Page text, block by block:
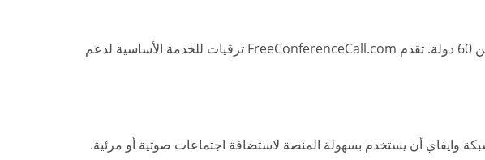
لا. FreeConferenceCall.com هي منصة اجتماعات مجانية الاستخدام بأرقام اتصال محلية في أكثر من 60 دولة. تقدم FreeConferenceCall.com ترقيات للخدمة الأساسية لدعم